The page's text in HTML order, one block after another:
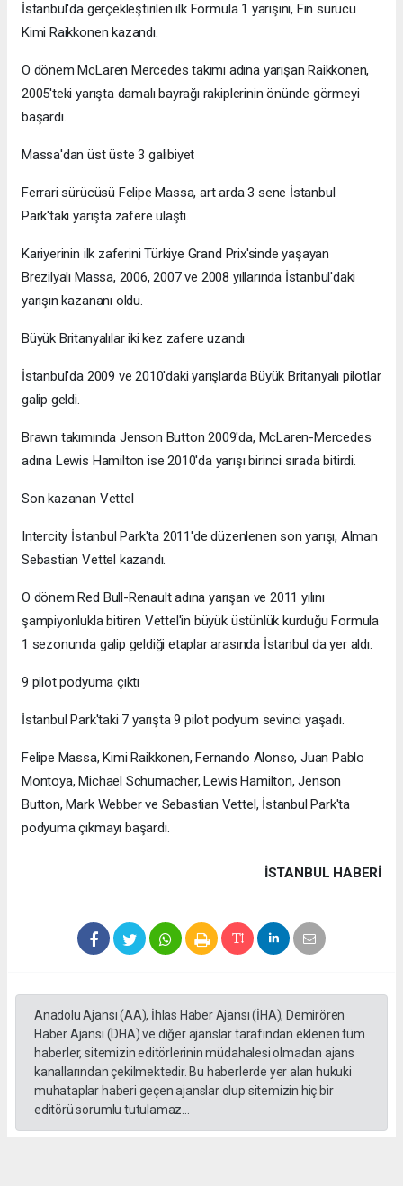
İstanbul'da gerçekleştirilen ilk Formula 1 yarışını, Fin sürücü
Kimi Raikkonen kazandı.
O dönem McLaren Mercedes takımı adına yarışan Raikkonen,
2005'teki yarışta damalı bayrağı rakiplerinin önünde görmeyi
başardı.
Massa'dan üst üste 3 galibiyet
Ferrari sürücüsü Felipe Massa, art arda 3 sene İstanbul
Park'taki yarışta zafere ulaştı.
Kariyerinin ilk zaferini Türkiye Grand Prix'sinde yaşayan
Brezilyalı Massa, 2006, 2007 ve 2008 yıllarında İstanbul'daki
yarışın kazananı oldu.
Büyük Britanyalılar iki kez zafere uzandı
İstanbul'da 2009 ve 2010'daki yarışlarda Büyük Britanyalı pilotlar
galip geldi.
Brawn takımında Jenson Button 2009'da, McLaren-Mercedes
adına Lewis Hamilton ise 2010'da yarışı birinci sırada bitirdi.
Son kazanan Vettel
Intercity İstanbul Park'ta 2011'de düzenlenen son yarışı, Alman
Sebastian Vettel kazandı.
O dönem Red Bull-Renault adına yarışan ve 2011 yılını
şampiyonlukla bitiren Vettel'in büyük üstünlük kurduğu Formula
1 sezonunda galip geldiği etaplar arasında İstanbul da yer aldı.
9 pilot podyuma çıktı
İstanbul Park'taki 7 yarışta 9 pilot podyum sevinci yaşadı.
Felipe Massa, Kimi Raikkonen, Fernando Alonso, Juan Pablo
Montoya, Michael Schumacher, Lewis Hamilton, Jenson
Button, Mark Webber ve Sebastian Vettel, İstanbul Park'ta
podyuma çıkmayı başardı.
İSTANBUL HABERİ
Anadolu Ajansı (AA), İhlas Haber Ajansı (İHA), Demirören
Haber Ajansı (DHA) ve diğer ajanslar tarafından eklenen tüm
haberler, sitemizin editörlerinin müdahalesi olmadan ajans
kanallarından çekilmektedir. Bu haberlerde yer alan hukuki
muhataplar haberi geçen ajanslar olup sitemizin hiç bir
editörü sorumlu tutulamaz...